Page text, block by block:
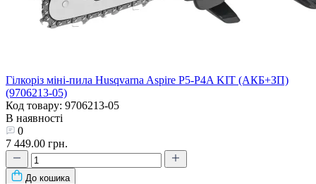
Гілкоріз міні-пила Husqvarna Aspire P5-P4A KIT (АКБ+ЗП)
(9706213-05)
Код товару: 9706213-05
В наявності
0
7 449.00 грн.
До кошика